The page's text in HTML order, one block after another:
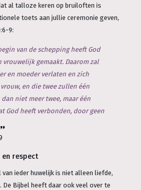
al talloze keren op bruiloften is
toets aan jullie ceremonie geven,
9:
van de schepping heeft God
vrouwelijk gemaakt. Daarom zal
en moeder verlaten en zich
en die twee zullen één
niet meer twee, maar één
God heeft verbonden, door geen
en respect
van ieder huwelijk is niet alleen liefde,
De Bijbel heeft daar ook veel over te